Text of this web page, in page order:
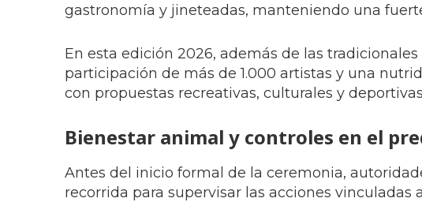
gastronomía y jineteadas, manteniendo una
En esta edición 2026, además de las
participación de más de 1.000 artistas y una
con propuestas recreativas, culturales y
Bienestar animal y controles en el
Antes del inicio formal de la ceremonia,
recorrida para supervisar las acciones